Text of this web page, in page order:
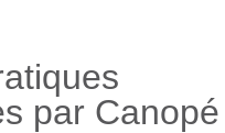
par Canopé